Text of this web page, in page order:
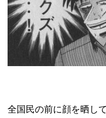
全国民の前に顔を晒し